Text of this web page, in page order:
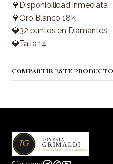
💎Disponibilidad inmediata
💎Oro Blanco 18K
💎32 puntos en Diamantes
💎Talla 14
COMPARTIR ESTE PRODUCTO